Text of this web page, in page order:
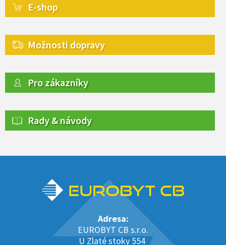
E-shop
Možnosti dopravy
Pro zákazníky
Rady & návody
Adresa:
EUROBYT CB s.r.o.
U Zlaté stoky 554